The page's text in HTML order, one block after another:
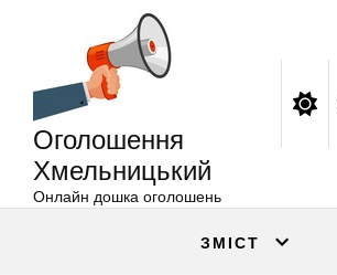
Оголошення
Хмельницький
Онлайн дошка оголошень
ЗМІСТ